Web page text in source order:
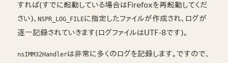
すれば(すでに起動している場合はFirefoxを再起動してくだ
さい)、 NSPR_LOG_FILEに指定したファイルが作成され、ログが
逐一記録されていきます(ログファイルはUTF-8です)。
nsIMM32Handlerは非常に多くのログを記録します。ですので、